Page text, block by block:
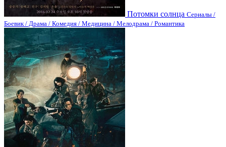
Потомки солнца Сериалы /
Боевик / Драма / Комедия / Медицина / Мелодрама / Романтика